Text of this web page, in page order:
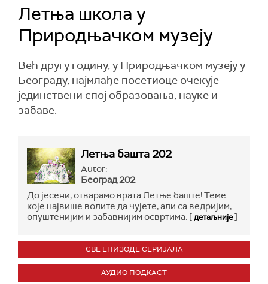
Летња школа у
Природњачком музеју
Већ другу годину, у Природњачком музеју у
Београду, најмлађе посетиоце очекује
јединствени спој образовања, науке и
забаве.
Летња башта 202
Autor:
Београд 202
До јесени, отварамо врата Летње баште! Теме
које највише волите да чујете, али са ведријим,
опуштенијим и забавнијим освртима. [детаљније]
СВЕ ЕПИЗОДЕ СЕРИЈАЛА
АУДИО ПОДКАСТ